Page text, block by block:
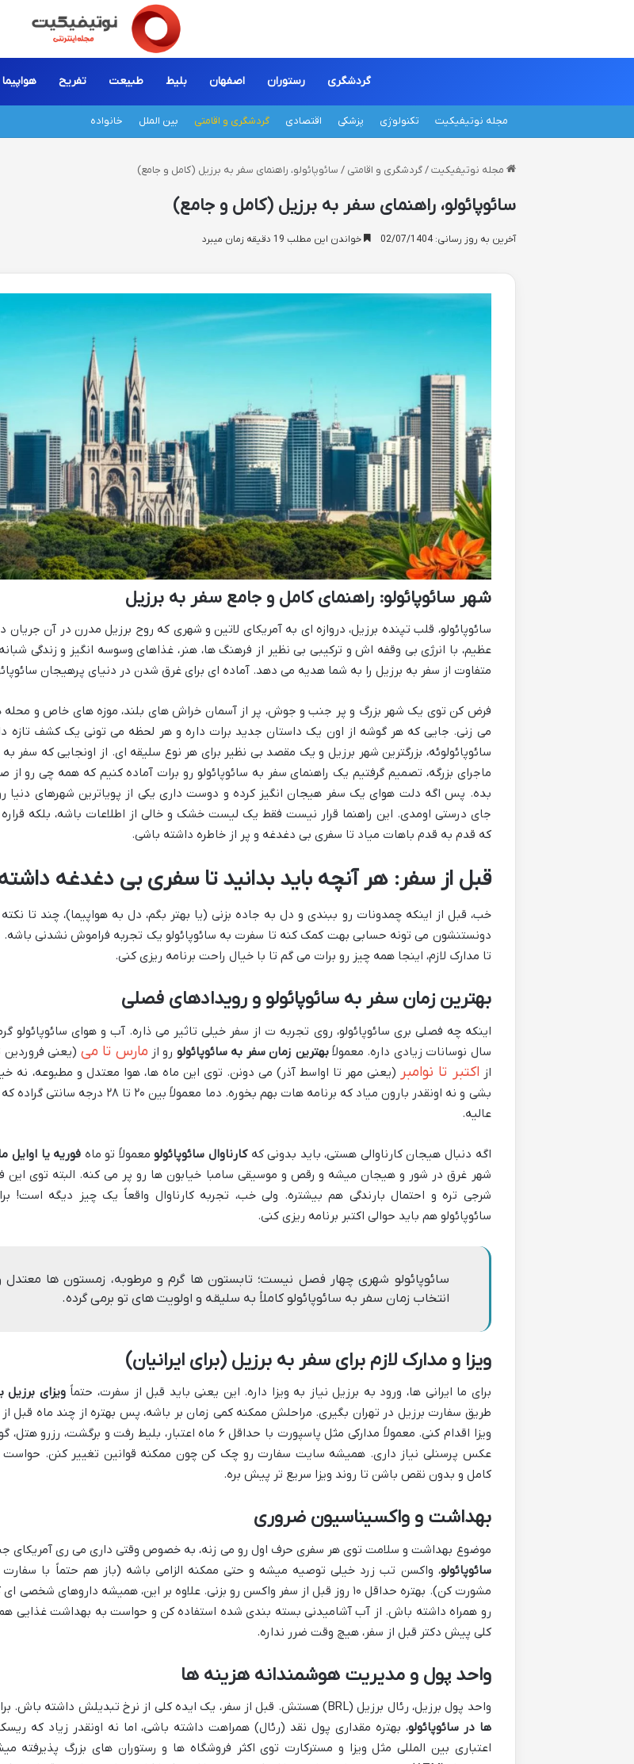
گردشگری رستوران اصفهان بلیط طبیعت تفریح هواپیما
مجله نوتیفیکیت تکنولوژی پزشکی اقتصادی گردشگری و اقامتی بین الملل خانواده
مجله نوتیفیکیت / گردشگری و اقامتی / سائوپائولو، راهنمای سفر به برزیل (کامل و جامع)
سائوپائولو، راهنمای سفر به برزیل (کامل و جامع)
آخرین به روز رسانی: 02/07/1404 خواندن این مطلب 19 دقیقه زمان میبرد
شهر سائوپائولو: راهنمای کامل و جامع سفر به برزیل
سائوپائولو، قلب تپنده برزیل، دروازه ای به آمریکای لاتین و شهری که روح برزیل مدرن در آن جریان
عظیم، با انرژی بی وقفه اش و ترکیبی بی نظیر از فرهنگ ها، هنر، غذاهای وسوسه انگیز و زندگی
متفاوت از سفر به برزیل را به شما هدیه می دهد. آماده ای برای غرق شدن در دنیای پرهیجان
فرض کن توی یک شهر بزرگ و پر جنب و جوش، پر از آسمان خراش های بلند، موزه های خاص و محله
می زنی. جایی که هر گوشه از اون یک داستان جدید برات داره و هر لحظه می تونی یک کشف تازه
سائوپائولوئه، بزرگترین شهر برزیل و یک مقصد بی نظیر برای هر نوع سلیقه ای. از اونجایی که سفر
ماجرای بزرگه، تصمیم گرفتیم یک راهنمای سفر به سائوپائولو رو برات آماده کنیم که همه چی رو
بده. پس اگه دلت هوای یک سفر هیجان انگیز کرده و دوست داری یکی از پویاترین شهرهای دنیا رو
جای درستی اومدی. این راهنما قرار نیست فقط یک لیست خشک و خالی از اطلاعات باشه، بلکه
که قدم به قدم باهات میاد تا سفری بی دغدغه و پر از خاطره داشته باشی.
قبل از سفر: هر آنچه باید بدانید تا سفری بی دغدغه
خب، قبل از اینکه چمدونات رو ببندی و دل به جاده بزنی (یا بهتر بگم، دل به هواپیما)، چند تا
دونستنشون می تونه حسابی بهت کمک کنه تا سفرت به سائوپائولو یک تجربه فراموش نشدنی باشه.
تا مدارک لازم، اینجا همه چیز رو برات می گم تا با خیال راحت برنامه ریزی کنی.
بهترین زمان سفر به سائوپائولو و رویدادهای فصلی
اینکه چه فصلی بری سائوپائولو، روی تجربه ت از سفر خیلی تاثیر می ذاره. آب و هوای سائوپائولو
سال نوسانات زیادی داره. معمولاًبهترین زمان سفر به سائوپائولو رو از مارس تا می (یعنی فروردین
از اکتبر تا نوامبر (یعنی مهر تا اواسط آذر) می دونن. توی این ماه ها، هوا معتدل و مطبوعه، نه
بشی و نه اونقدر بارون میاد که برنامه هات بهم بخوره. دما
عالیه.
اگه دنبال هیجان کارناوالی هستی، باید بدونی کهکارناوال سائوپائولومعمولاً تو ماه فوریه یا اوایل
شهر غرق در شور و هیجان میشه و رقص و موسیقی سامبا خیابون ها رو پر می کنه. البته توی این
شرجی تره و احتمال بارندگی هم بیشتره. ولی خب، تجربه کارناوال واقعاً یک چیز دیگه است!
سائوپائولو هم باید حوالی اکتبر برنامه ریزی کنی.
سائوپائولو شهری چهار فصل نیست؛ تابستون ها گرم و مرطوبه، زمستون ها
انتخاب زمان سفر به سائوپائولو کاملاً به سلیقه و اولویت های تو برمی گرده.
ویزا و مدارک لازم برای سفر به برزیل (برای ایرانیان)
برای ما ایرانی ها، ورود به برزیل نیاز به ویزا داره. این یعنی باید قبل از سفرت، حتماًویزای برزیل
طریق سفارت برزیل در تهران بگیری. مراحلش ممکنه کمی زمان بر باشه، پس بهتره از چند ماه قبل
ویزا اقدام کنی. معمولاً مدارکی مثل پاسپورت با حداقل ۶ ماه اعتبار، بلیط رفت و
عکس پرسنلی نیاز داری. همیشه سایت سفارت رو چک کن چون ممکنه قوانین تغییر کنن. حواست
کامل و بدون نقص باشن تا روند ویزا سریع تر پیش بره.
بهداشت و واکسیناسیون ضروری
موضوع بهداشت و سلامت توی هر سفری حرف اول رو می زنه، به خصوص وقتی داری می ری آمریکای
سائوپائولو، واکسن تب زرد خیلی توصیه میشه و حتی ممکنه الزامی باشه (باز هم حتماً با سفارت
مشورت کن). بهتره حداقل ۱۰ روز قبل از سفر واکسن رو بزنی. علاوه بر این، همیشه داروهای
رو همراه داشته باش. از آب آشامیدنی بسته بندی شده استفاده کن و حواست به بهداشت غذایی
کلی پیش دکتر قبل از سفر، هیچ وقت ضرر نداره.
واحد پول و مدیریت هوشمندانه هزینه ها
واحد پول برزیل، رئال برزیل (BRL) هستش. قبل از سفر، یک ایده کلی از نرخ تبدیلش داشته باش. برای
ها در سائوپائولو، بهتره مقداری پول نقد (رئال) همراهت داشته باشی، اما نه اونقدر زیاد که
اعتباری بین المللی مثل ویزا و مسترکارت توی اکثر فروشگاه ها و رستوران های بزرگ پذیرفته